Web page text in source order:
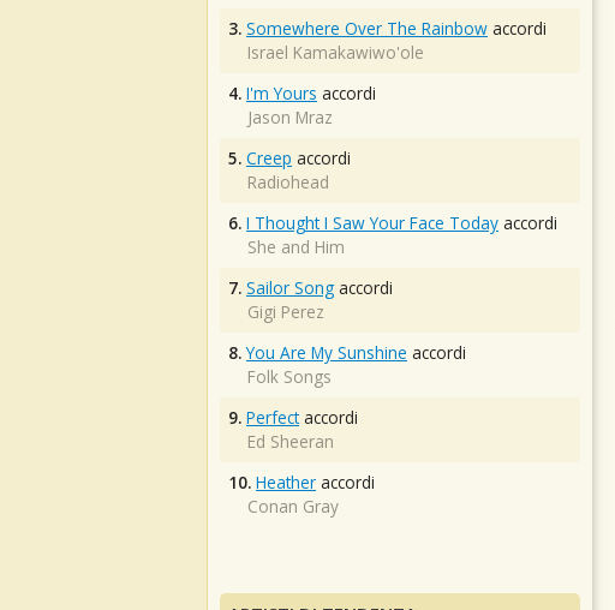
3. Somewhere Over The Rainbow accordi
Israel Kamakawiwo'ole
4. I'm Yours accordi
Jason Mraz
5. Creep accordi
Radiohead
6. I Thought I Saw Your Face Today accordi
She and Him
7. Sailor Song accordi
Gigi Perez
8. You Are My Sunshine accordi
Folk Songs
9. Perfectaccordi
Ed Sheeran
10. Heather accordi
Conan Gray